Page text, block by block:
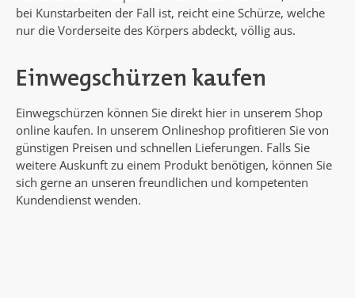
bei Kunstarbeiten der Fall ist, reicht eine Schürze, welche
nur die Vorderseite des Körpers abdeckt, völlig aus.
Einwegschürzen kaufen
Einwegschürzen können Sie direkt hier in unserem Shop
online kaufen. In unserem Onlineshop profitieren Sie von
günstigen Preisen und schnellen Lieferungen. Falls Sie
weitere Auskunft zu einem Produkt benötigen, können Sie
sich gerne an unseren freundlichen und kompetenten
Kundendienst wenden.